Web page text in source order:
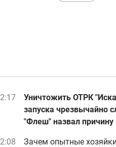
Уничтожить ОТРК
запуска чрезвычайно
"Флеш" назвал причину
Зачем опытные